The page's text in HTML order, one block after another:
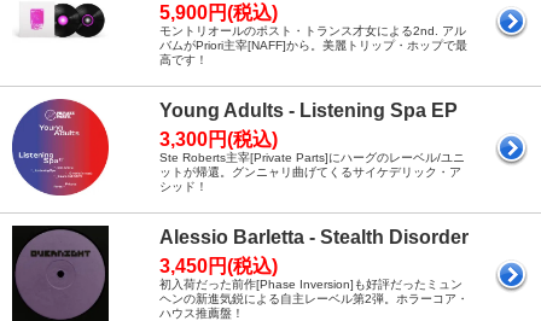
5,900円(税込)
モントリオールのポスト・トランス才女による2nd. アル
バムがPriori主宰[NAFF]から。美麗トリップ・ホップで最
高です！
Young Adults - Listening Spa EP
3,300円(税込)
Ste Roberts主宰[Private Parts]にハーグのレーベル/ユニ
ットが帰還。グンニャリ曲げてくるサイケデリック・ア
シッド！
Alessio Barletta - Stealth Disorder
3,450円(税込)
初入荷だった前作[Phase Inversion]も好評だったミュン
ヘンの新進気鋭による自主レーベル第2弾。ホラーコア・
ハウス推薦盤！